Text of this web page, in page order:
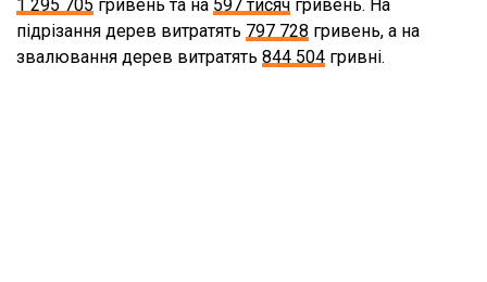
1 295 705 гривень та на 597 тисяч гривень. На
підрізання дерев витратять 797 728 гривень, а на
звалювання дерев витратять 844 504 гривні.